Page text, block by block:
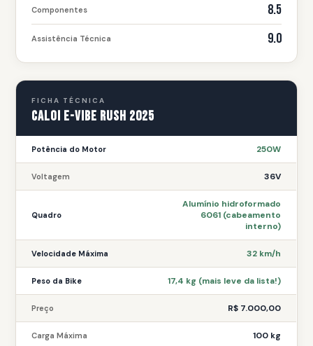
Componentes 8.5
Assistência Técnica 9.0
FICHA TÉCNICA
Caloi E-Vibe Rush 2025
Potência do Motor 250W
Voltagem 36V
Quadro
Alumínio hidroformado
6061 (cabeamento
interno)
Velocidade Máxima 32 km/h
Peso da Bike 17,4 kg (mais leve da lista!)
Preço R$ 7.000,00
Carga Máxima 100 kg